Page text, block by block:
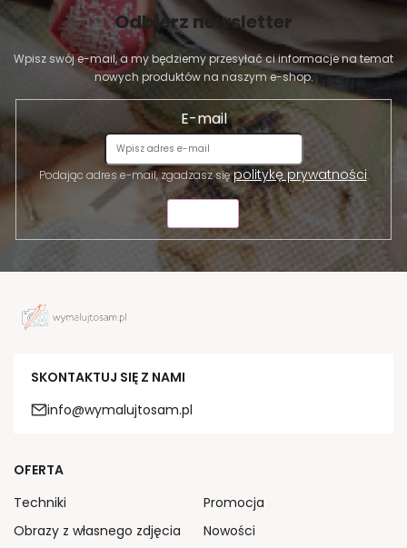
Odbierz newsletter
Wpisz swój e-mail, a my będziemy przesyłać ci informacje na temat
nowych produktów na naszym e-shop.
E-mail
Podając adres e-mail, zgadzasz siępolitykę prywatności.
SKONTAKTUJ SIĘ Z NAMI
info@wymalujtosam.pl
OFERTA
Techniki
Obrazy z własnego zdjęcia
Promocja
Nowości